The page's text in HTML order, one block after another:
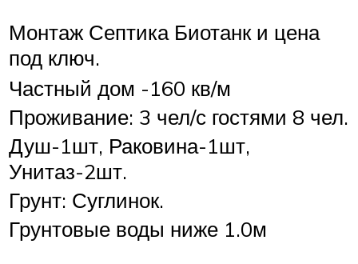
Монтаж Септика Биотанк и цена
под ключ.
Частный дом -160 кв/м
Проживание: 3 чел/с гостями 8 чел.
Душ-1шт, Раковина-1шт,
Унитаз-2шт.
Грунт: Суглинок.
Грунтовые воды ниже 1.0м